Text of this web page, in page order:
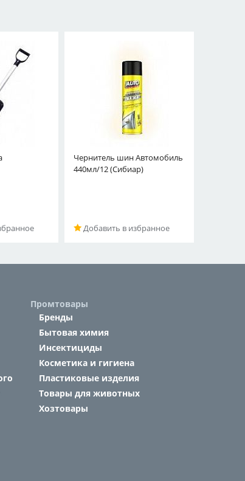
Чернитель шин Автомобиль
440мл/12 (Сибиар)
Добавить в избранное
Промтовары
Бренды
Бытовая химия
Инсектициды
Косметика и гигиена
Пластиковые изделия
Товары для животных
Хозтовары